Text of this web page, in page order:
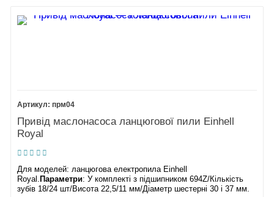
прм04
Привід маслонасоса ланцюгової пили Einhell
Royal
Для моделей: ланцюгова електропила Einhell
Royal.
Параметри: У комплекті з підшипником 694Z/Кількість
зубів 18/24 шт/Висота 22,5/11 мм/Діаметр шестерні 30 і 37 мм.